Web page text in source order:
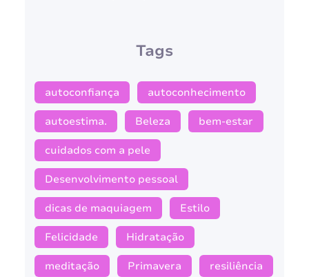
Tags
autoconfiança autoconhecimento
autoestima. Beleza bem-estar
cuidados com a pele
Desenvolvimento pessoal
dicas de maquiagem Estilo
Felicidade Hidratação
meditação Primavera resiliência